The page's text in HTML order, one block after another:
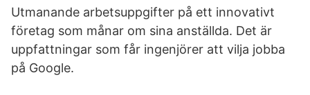
Utmanande arbetsuppgifter på ett innovativt
företag som månar om sina anställda. Det är
uppfattningar som får ingenjörer att vilja jobba
på Google.